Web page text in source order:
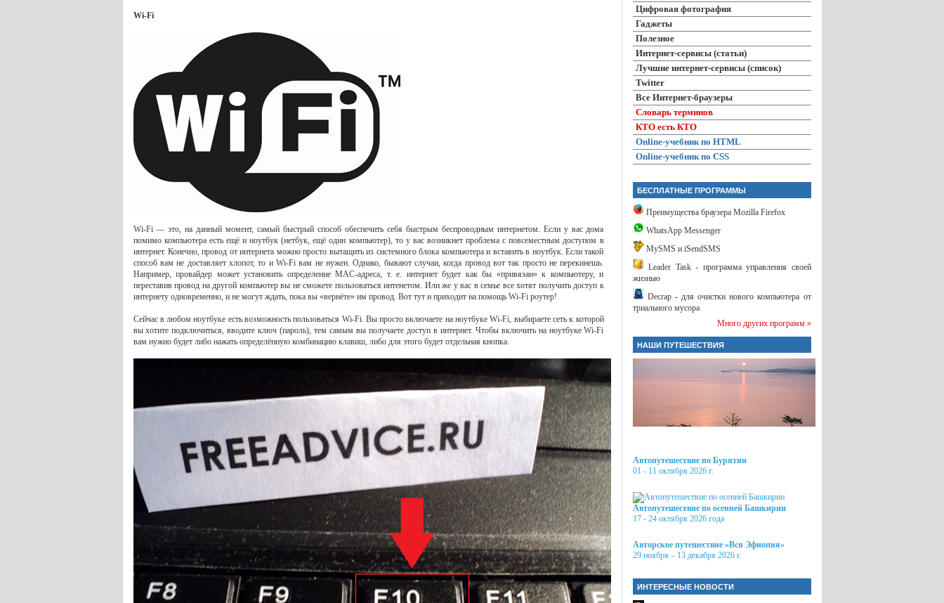
Wi-Fi
Wi-Fi — это, на данный момент, самый быстрый способ обеспечить себя быстрым беспроводным интернетом. Если у вас дома
помимо компьютера есть ещё и ноутбук (нетбук, ещё один компьютер), то у вас возникнет проблема с повсеместным доступом в
интернет. Конечно, провод от интернета можно просто вытащить из системного блока компьютера и вставить в ноутбук. Если такой
способ вам не доставляет хлопот, то и Wi-Fi вам не нужен. Однако, бывают случаи, когда провод вот так просто не перекинешь.
Например, провайдер может установить определение MAC-адреса, т. е. интернет будет как бы «привязан» к компьютеру, и
переставив провод на другой компьютер вы не сможете пользоваться интенетом. Или же у вас в семье все хотят получить доступ к
интернету одновременно, и не могут ждать, пока вы «вернёте» им провод. Вот тут и приходит на помощь Wi-Fi роутер!
Сейчас в любом ноутбуке есть возможность пользоваться Wi-Fi. Вы просто включаете на ноутбуке Wi-Fi, выбираете сеть к которой
вы хотите подключиться, вводите ключ (пароль), тем самым вы получаете доступ в интернет. Чтобы включить на ноутбуке Wi-Fi
вам нужно будет либо нажать определённую комбинацию клавиш, либо для этого будет отдельная кнопка.
Цифровая фотография
Гаджеты
Полезное
Интернет-сервисы (статьи)
Лучшие интернет-сервисы (список)
Twitter
Все Интернет-браузеры
Словарь терминов
КТО есть КТО
Online-учебник по HTML
Online-учебник по CSS
БЕСПЛАТНЫЕ ПРОГРАММЫ
Преимущества браузера Mozilla Firefox
WhatsApp Messenger
MySMS и iSendSMS
Leader Task - программа управления своей
жизнью
Decrap - для очистки нового компьютера от
триального мусора
Много других программ »
НАШИ ПУТЕШЕСТВИЯ
Автопутешествие по Бурятии
01 - 11 октября 2026 г.
Автопутешествие по осенней Башкирии
17 - 24 октября 2026 года
Авторское путешествие «Вся Эфиопия»
29 ноября – 13 декабря 2026 г.
ИНТЕРЕСНЫЕ НОВОСТИ